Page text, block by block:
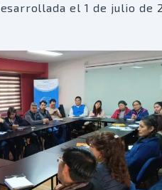
el 1 de julio de